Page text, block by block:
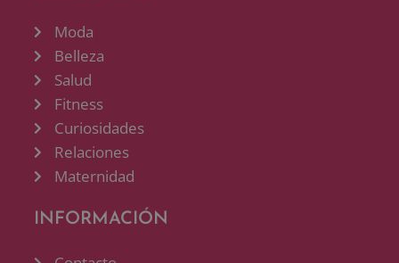
Moda
Belleza
Salud
Fitness
Curiosidades
Relaciones
Maternidad
INFORMACIÓN